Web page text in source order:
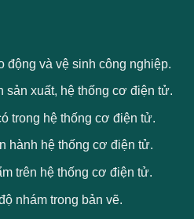
động và vệ sinh công nghiệp.
sản xuất, hệ thống cơ điện tử.
trong hệ thống cơ điện tử.
hành hệ thống cơ điện tử.
trên hệ thống cơ điện tử.
nhám trong bản vẽ.